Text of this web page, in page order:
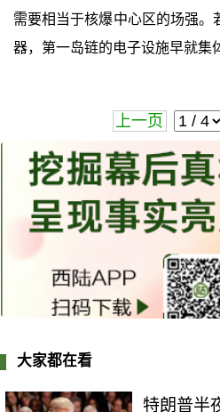
需要相当于核爆中心区的场强。
器，第一岛链的电子设施早就集
上一页
大家都在看
特朗普半